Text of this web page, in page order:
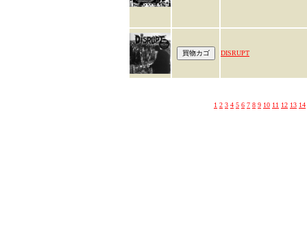
DISRUPT
1 2 3 4 5 6 7 8 9 10 11 12 13 14